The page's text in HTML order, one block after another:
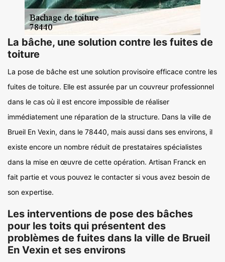
La bâche, une solution contre les fuites de
toiture
La pose de bâche est une solution provisoire efficace contre les
fuites de toiture. Elle est assurée par un couvreur professionnel
dans le cas où il est encore impossible de réaliser
immédiatement une réparation de la structure. Dans la ville de
Brueil En Vexin, dans le 78440, mais aussi dans ses environs, il
existe encore un nombre réduit de prestataires spécialistes
dans la mise en œuvre de cette opération. Artisan Franck en
fait partie et vous pouvez le contacter si vous avez besoin de
son expertise.
Les interventions de pose des bâches
pour les toits qui présentent des
problèmes de fuites dans la ville de Brueil
En Vexin et ses environs